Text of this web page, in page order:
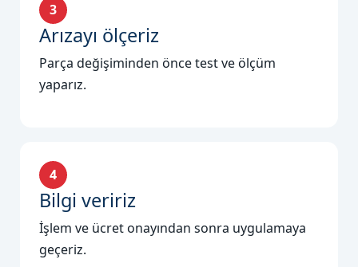
3
Arızayı ölçeriz
Parça değişiminden önce test ve ölçüm
yaparız.
4
Bilgi veririz
İşlem ve ücret onayından sonra uygulamaya
geçeriz.